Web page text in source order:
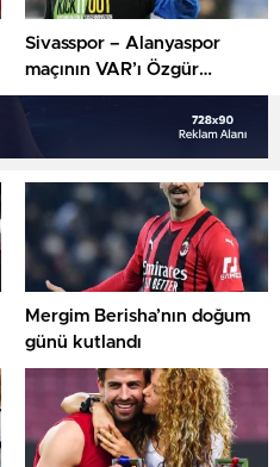
Sivasspor – Alanyaspor
maçının VAR’ı Özgür
Yankaya oldu
Mergim Berisha’nın doğum
günü kutlandı